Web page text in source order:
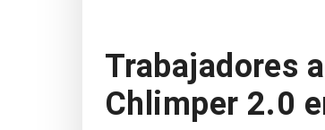
Trabajadores
Chlimper 2.0